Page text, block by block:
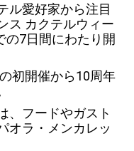
ル愛好家から注目
ス カクテルウィー
の7日間にわたり開
初開催から10周年
、フードやガスト
オラ・メンカレッ